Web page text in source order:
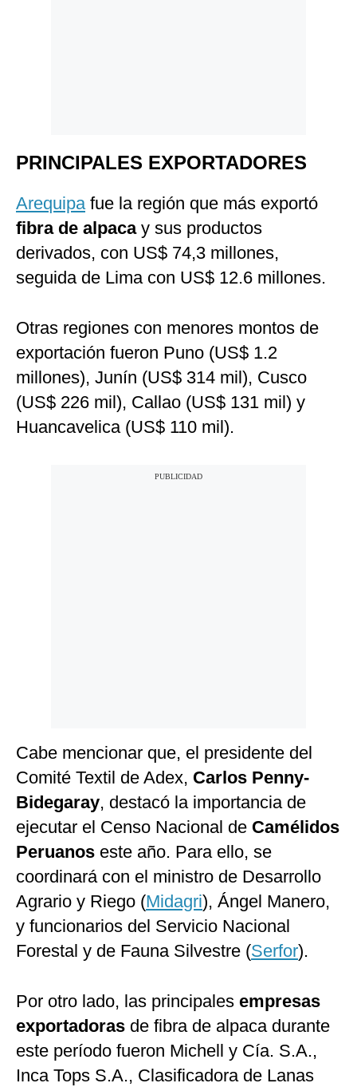
PRINCIPALES EXPORTADORES
Arequipafue la región que más exportó
fibra de alpacay sus productos
derivados, con US$ 74,3 millones,
seguida de Lima con US$ 12.6 millones.
Otras regiones con menores montos de
exportación fueron Puno (US$ 1.2
millones), Junín (US$ 314 mil), Cusco
(US$ 226 mil), Callao (US$ 131 mil) y
Huancavelica (US$ 110 mil).
Cabe mencionar que, el presidente del
Comité Textil de Adex, Carlos Penny-
Bidegaray, destacó la importancia de
ejecutar el Censo Nacional de Camélidos
Peruanos este año. Para ello, se
coordinará con el ministro de Desarrollo
Agrario y Riego (Midagri), Ángel Manero,
y funcionarios del Servicio Nacional
Forestal y de Fauna Silvestre (Serfor).
Por otro lado, las principales empresas
exportadoras de fibra de alpaca durante
este período fueron Michell y Cía. S.A.,
Inca Tops S.A., Clasificadora de Lanas